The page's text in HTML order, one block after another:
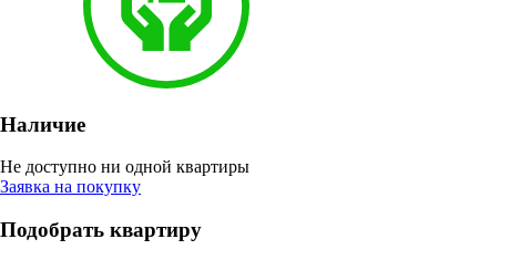
Наличие
Не доступно ни одной квартиры
Заявка на покупку
Подобрать квартиру